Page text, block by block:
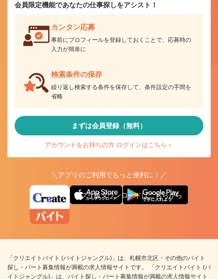
会員限定機能であなたの仕事探しをアシスト！
カンタン応募
事前にプロフィールを登録しておくことで、応募時の
入力が簡単に
検索条件の保存
繰り返し検索する条件を保存して、条件設定の手間を
省略
まずは会員登録（無料）
アカウントをお持ちの方 ログインはこちら＞
＼アプリのご利用でもっと便利に！／
アプリ版ダウンロードはこちらから
「クリエイトバイト (バイトジャングル)」は、札幌市北区・その他のバイト
探し・パート募集情報が満載の求人情報サイトです。 「クリエイトバイト (バ
イトジャングル)」は、バイト探し・パート募集情報が満載の求人情報サイト